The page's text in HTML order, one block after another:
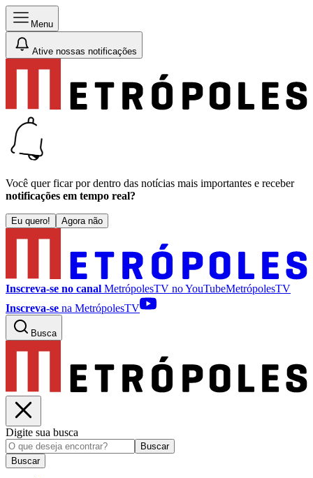
Menu
Ative nossas notificações
Você quer ficar por dentro das notícias mais importantes e receber
notificações em tempo real?
Eu quero! Agora não
Inscreva-se no canal MetrópolesTV noYouTubeMetrópolesTV
Inscreva-se na MetrópolesTV
Busca
Digite sua busca
Buscar
Buscar